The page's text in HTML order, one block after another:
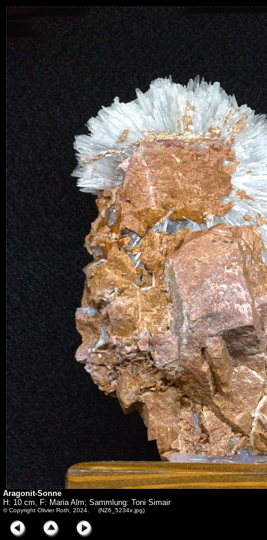
Aragonit-Sonne
H: 10 cm, F: Maria Alm; Sammlung: Toni Simair
© Copyright Olivier Roth, 2024. (NZ6_5234x.jpg)